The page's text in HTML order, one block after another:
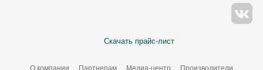
Скачать прайс-лист
О компании Партнерам Медиа-центр Производители